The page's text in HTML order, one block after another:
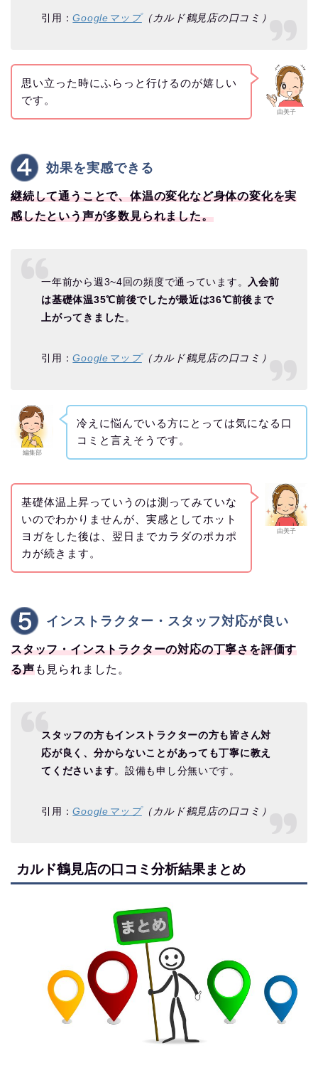
引用：Googleマップ（カルド鶴見店の口コミ）
由美子
思い立った時にふらっと行けるのが嬉しい
です。
効果を実感できる
継続して通うことで、体温の変化など身体の変化を実
感したという声が多数見られました。
一年前から週3~4回の頻度で通っています。 入会前
は基礎体温35℃前後でしたが最近は36℃前後まで
上がってきました。
引用：Googleマップ（カルド鶴見店の口コミ）
編集部
冷えに悩んでいる方にとっては気になる口
コミと言えそうです。
由美子
基礎体温上昇っていうのは測ってみていな
いのでわかりませんが、実感としてホット
ヨガをした後は、翌日までカラダのポカポ
カが続きます。
インストラクター・スタッフ対応が良い
スタッフ・インストラクターの対応の丁寧さを評価す
る声も見られました。
スタッフの方もインストラクターの方も皆さん対
応が良く、分からないことがあっても丁寧に教え
てくださいます。設備も申し分無いです。
引用：Googleマップ（カルド鶴見店の口コミ）
カルド鶴見店の口コミ分析結果まとめ